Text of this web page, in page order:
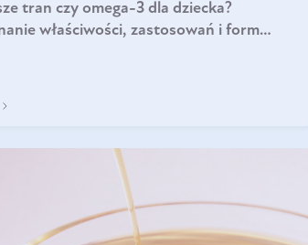
tran czy omega-3 dla dziecka?
właściwości, zastosowań i form